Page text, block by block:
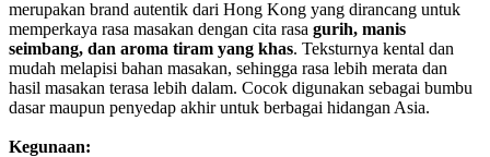
merupakan brand autentik dari Hong Kong yang dirancang untuk
memperkaya rasa masakan dengan cita rasa gurih, manis
seimbang, dan aroma tiram yang khas. Teksturnya kental dan
mudah melapisi bahan masakan, sehingga rasa lebih merata dan
hasil masakan terasa lebih dalam. Cocok digunakan sebagai bumbu
dasar maupun penyedap akhir untuk berbagai hidangan Asia.
Kegunaan: